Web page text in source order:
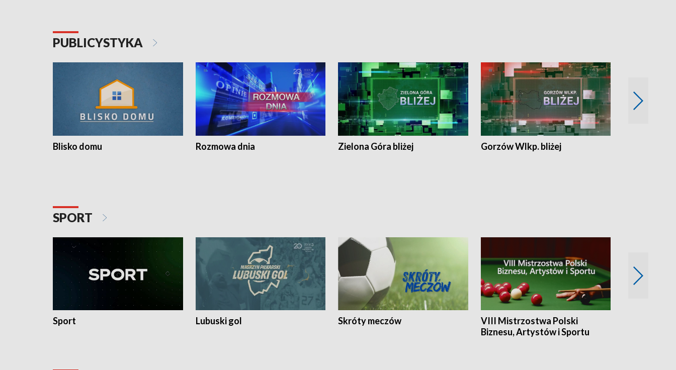
PUBLICYSTYKA
Blisko domu Rozmowa dnia Zielona Góra bliżej Gorzów Wlkp. bliżej
SPORT
Sport Lubuski gol Skróty meczów
VIII Mistrzostwa Polski
Biznesu, Artystów i Sportu